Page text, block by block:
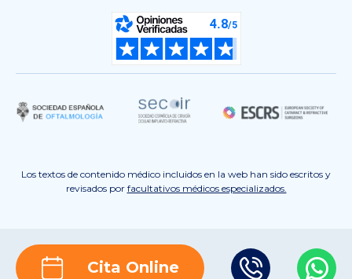
Los textos de contenido médico incluidos en la web han sido escritos y
revisados por facultativos médicos especializados.
Cita Online